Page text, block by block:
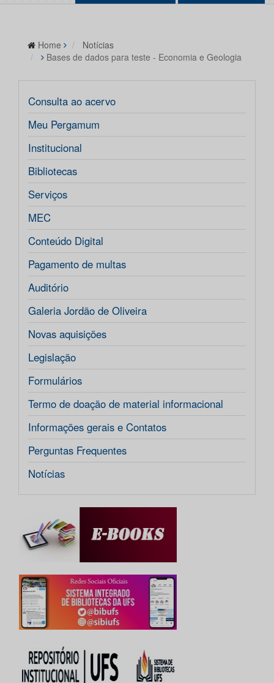
Home
Notícias
Bases de dados para teste - Economia e Geologia
Consulta ao acervo
Meu Pergamum
Institucional
Bibliotecas
Serviços
MEC
Conteúdo Digital
Pagamento de multas
Auditório
Galeria Jordão de Oliveira
Novas aquisições
Legislação
Formulários
Termo de doação de material informacional
Informações gerais e Contatos
Perguntas Frequentes
Notícias